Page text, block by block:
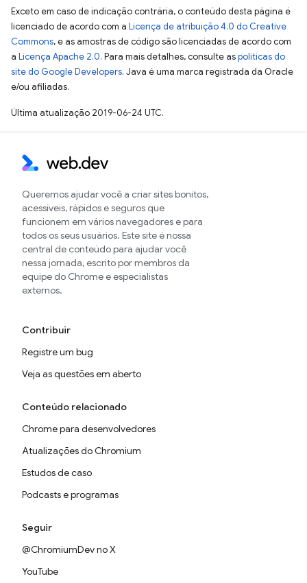
Exceto em caso de indicação contrária, o conteúdo desta página é
licenciado de acordo com a Licença de atribuição 4.0 do Creative
Commons, e as amostras de código são licenciadas de acordo com
a Licença Apache 2.0. Para mais detalhes, consulte aspolíticas do
site do Google Developers. Java é uma marca registrada da Oracle
e/ou afiliadas.
Última atualização 2019-06-24 UTC.
Queremos ajudar você a criar sites bonitos,
acessíveis, rápidos e seguros que
funcionem em vários navegadores e para
todos os seus usuários. Este site é nossa
central de conteúdo para ajudar você
nessa jornada, escrito por membros da
equipe do Chrome e especialistas
externos.
Contribuir
Registre um bug
Veja as questões em aberto
Conteúdo relacionado
Chrome para desenvolvedores
Atualizações do Chromium
Estudos de caso
Podcasts e programas
Seguir
@ChromiumDev no X
YouTube